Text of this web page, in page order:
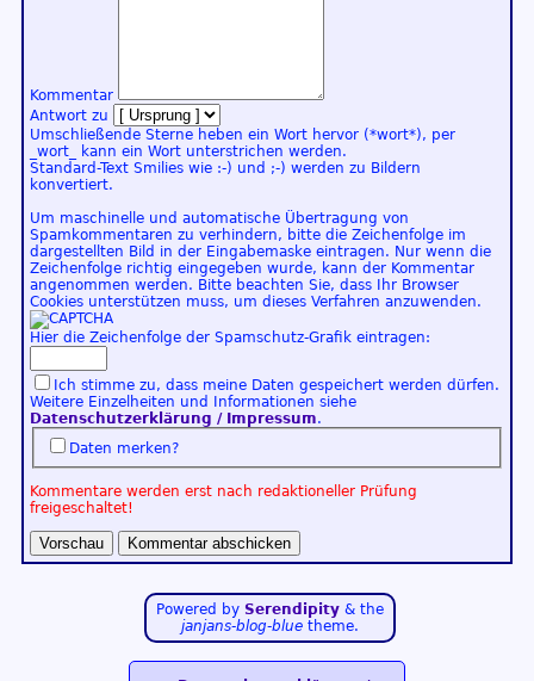
Kommentar
Antwort zu
Umschließende Sterne heben ein Wort hervor (*wort*), per
_wort_ kann ein Wort unterstrichen werden.
Standard-Text Smilies wie :-) und ;-) werden zu Bildern
konvertiert.
Um maschinelle und automatische Übertragung von
Spamkommentaren zu verhindern, bitte die Zeichenfolge im
dargestellten Bild in der Eingabemaske eintragen. Nur wenn die
Zeichenfolge richtig eingegeben wurde, kann der Kommentar
angenommen werden. Bitte beachten Sie, dass Ihr Browser
Cookies unterstützen muss, um dieses Verfahren anzuwenden.
Hier die Zeichenfolge der Spamschutz-Grafik eintragen:
Ich stimme zu, dass meine Daten gespeichert werden dürfen.
Weitere Einzelheiten und Informationen siehe
Datenschutzerklärung / Impressum.
Daten merken?
Kommentare werden erst nach redaktioneller Prüfung
freigeschaltet!
Powered by Serendipity & the
janjans-blog-blue theme.